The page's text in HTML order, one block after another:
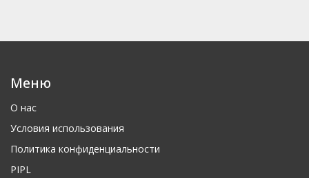
Меню
О нас
Условия использования
Политика конфиденциальности
PIPL